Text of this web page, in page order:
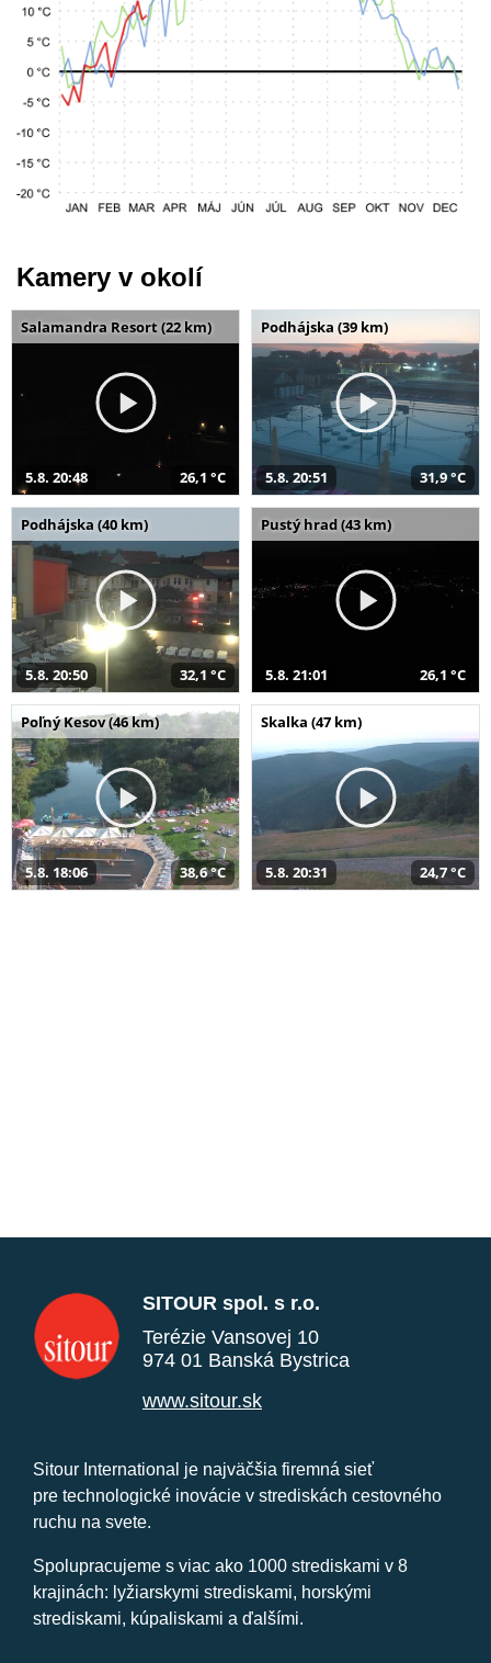
Kamery v okolí
Salamandra Resort (22 km)
5.8. 20:48 26,1 °C
Podhájska (39 km)
5.8. 20:51 31,9 °C
Podhájska (40 km)
5.8. 20:50 32,1 °C
Pustý hrad (43 km)
5.8. 21:01 26,1 °C
Poľný Kesov (46 km)
5.8. 18:06 38,6 °C
Skalka (47 km)
5.8. 20:31 24,7 °C
SITOUR spol. s r.o.
Terézie Vansovej 10
974 01 Banská Bystrica
www.sitour.sk
Sitour International je najväčšia firemná sieť
pre technologické inovácie v strediskách cestovného
ruchu na svete.
Spolupracujeme s viac ako 1000 strediskami v 8
krajinách: lyžiarskymi strediskami, horskými
strediskami, kúpaliskami a ďalšími.